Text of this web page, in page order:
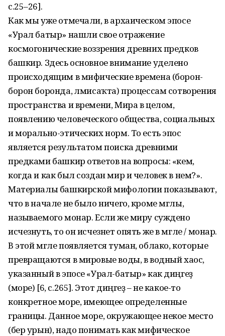
с.25–26].
Как мы уже отмечали, в архаическом эпосе
«Урал батыр» нашли свое отражение
космогонические воззрения древних предков
башкир. Здесь основное внимание уделено
происходящим в мифические времена (борон-
борон боронда, әлмисаҡта) процессам сотворения
пространства и времени, Мира в целом,
появлению человеческого общества, социальных
и морально-этических норм. То есть эпос
является результатом поиска древними
предками башкир ответов на вопросы: «кем,
когда и как был создан мир и человек в нем?».
Материалы башкирской мифологии показывают,
что в начале не было ничего, кроме мглы,
называемого монар. Если же миру суждено
исчезнуть, то он исчезнет опять же в мгле / монар.
В этой мгле появляется туман, облако, которые
превращаются в мировые воды, в водный хаос,
указанный в эпосе «Урал-батыр» как диңгеҙ
(море) [6, с.265]. Этот диңгеҙ – не какое-то
конкретное море, имеющее определенные
границы. Данное море, окружающее некое место
(бер урын), надо понимать как мифическое